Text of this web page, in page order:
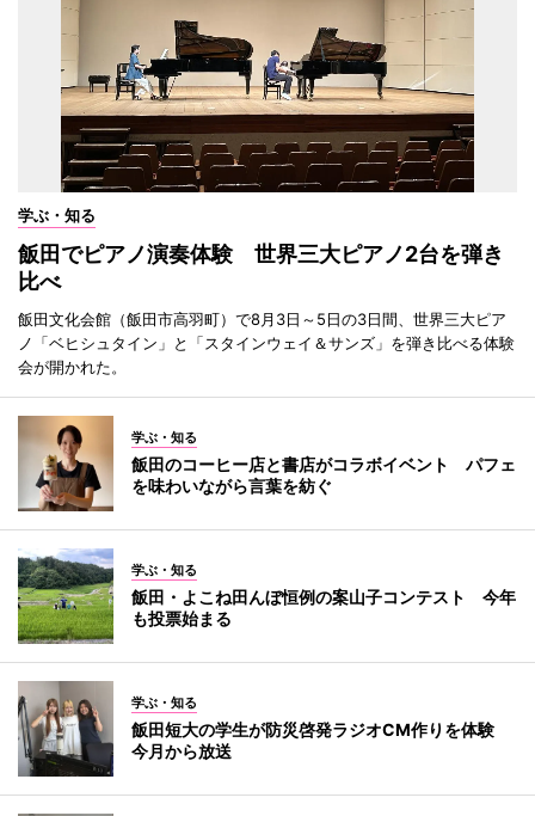
学ぶ・知る
飯田でピアノ演奏体験 世界三大ピアノ2台を弾き
比べ
飯田文化会館（飯田市高羽町）で8月3日～5日の3日間、世界三大ピア
ノ「ベヒシュタイン」と「スタインウェイ＆サンズ」を弾き比べる体験
会が開かれた。
学ぶ・知る
飯田のコーヒー店と書店がコラボイベント パフェ
を味わいながら言葉を紡ぐ
学ぶ・知る
飯田・よこね田んぼ恒例の案山子コンテスト 今年
も投票始まる
学ぶ・知る
飯田短大の学生が防災啓発ラジオCM作りを体験
今月から放送